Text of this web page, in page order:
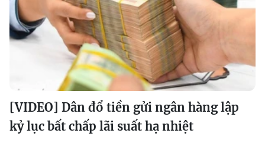
[VIDEO] Dân đổ tiền gửi ngân hàng lập
kỷ lục bất chấp lãi suất hạ nhiệt